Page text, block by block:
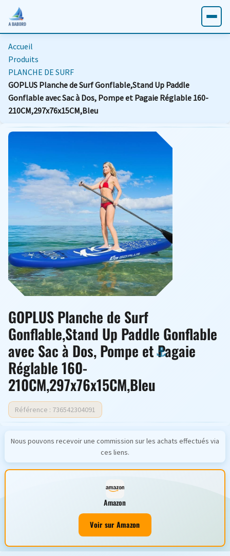
Accueil
Produits
PLANCHE DE SURF
GOPLUS Planche de Surf Gonflable,Stand Up Paddle
Gonflable avec Sac à Dos, Pompe et Pagaie Réglable 160-
210CM,297x76x15CM,Bleu
GOPLUS Planche de Surf
Gonflable,Stand Up Paddle Gonflable
avec Sac à Dos, Pompe et Pagaie
Réglable 160-
210CM,297x76x15CM,Bleu
Référence : 736542304091
Nous pouvons recevoir une commission sur les achats effectués via
ces liens.
Amazon
Voir sur Amazon